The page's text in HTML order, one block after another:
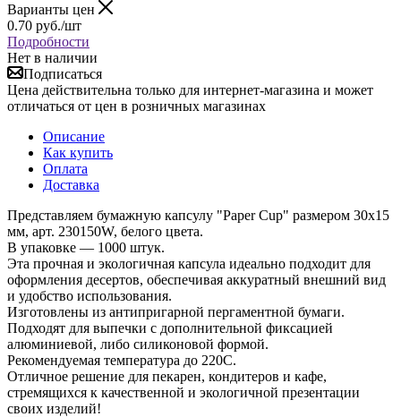
Варианты цен
0.70 руб./шт
Подробности
Нет в наличии
Подписаться
Цена действительна только для интернет-магазина и может
отличаться от цен в розничных магазинах
Описание
Как купить
Оплата
Доставка
Представляем бумажную капсулу "Paper Cup" размером 30x15
мм, арт. 230150W, белого цвета.
В упаковке — 1000 штук.
Эта прочная и экологичная капсула идеально подходит для
оформления десертов, обеспечивая аккуратный внешний вид
и удобство использования.
Изготовлены из антипригарной пергаментной бумаги.
Подходят для выпечки с дополнительной фиксацией
алюминиевой, либо силиконовой формой.
Рекомендуемая температура до 220C.
Отличное решение для пекарен, кондитеров и кафе,
стремящихся к качественной и экологичной презентации
своих изделий!